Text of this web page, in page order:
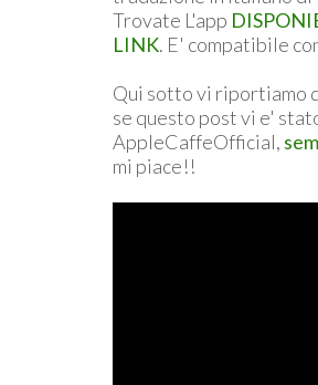
Trovate L'app
LINK. E' compatibile
Qui sotto vi riportiamo
se questo post vi e'
AppleCaffeOfficial,
mi piace!!